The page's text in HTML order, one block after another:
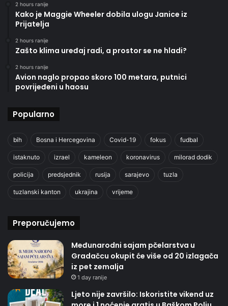
2 hours ranije
Kako je Maggie Wheeler dobila ulogu Janice iz
Prijatelja
2 hours ranije
Zašto klima uređaj radi, a prostor se ne hladi?
2 hours ranije
Avion naglo propao skoro 100 metara, putnici
povrijeđeni u haosu
Popularno
bih Bosna i Hercegovina Covid-19 fokus fudbal
istaknuto izrael kameleon koronavirus milorad dodik
policija predsjednik rusija sarajevo tuzla
tuzlanski kanton ukrajina vrijeme
Preporučujemo
Međunarodni sajam pčelarstva u
Gradačcu okupit će više od 20 izlagača
iz pet zemalja
1 day ranije
Ljeto nije završilo: Iskoristite vikend uz